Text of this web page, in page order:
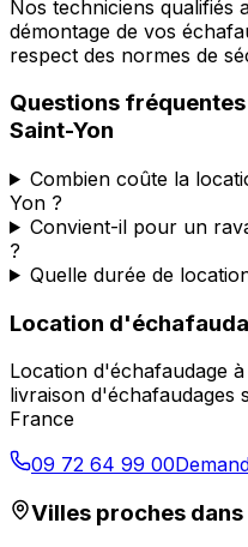
Nos techniciens qualifiés
démontage de vos
respect des normes de
Questions
Saint-Yon
Combien coûte la
Yon ?
Convient-il pour un
?
Quelle durée de
Location
Location d'échafaudage à
livraison d'échafaudages
France
09 72 64 99 00
Villes proches dans